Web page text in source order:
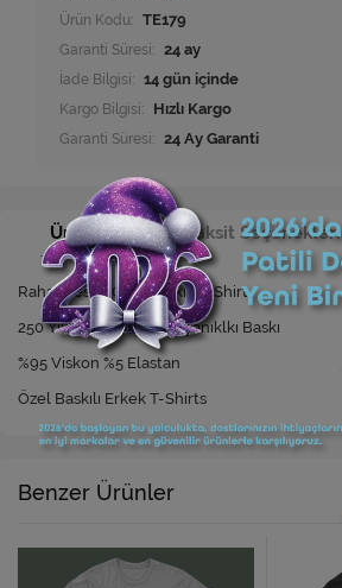
Ürün Kodu: TE179
Garanti Süresi: 24 ay
İade Bilgisi:
Kargo Bilgisi: Hızlı Kargo
Garanti Süresi: 24 Ay Garanti
Ürün Bilgisi Taksit Seçenekleri
Rahat Kesim Özel Baskılı T-Shirt
250 Yıkamaya Kadar Dayanıklkı Baskı
%95 Viskon %5 Elastan
Özel Baskılı Erkek T-Shirts
Benzer Ürünler